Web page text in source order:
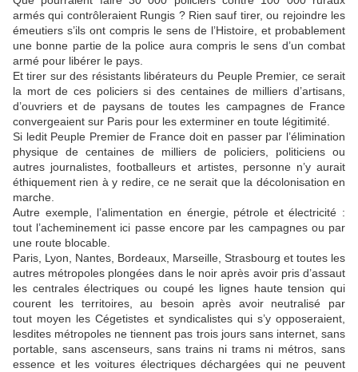
armés qui contrôleraient Rungis ? Rien sauf tirer, ou rejoindre les
émeutiers s’ils ont compris le sens de l’Histoire, et probablement
une bonne partie de la police aura compris le sens d’un combat
armé pour libérer le pays.
Et tirer sur des résistants libérateurs du Peuple Premier, ce serait
la mort de ces policiers si des centaines de milliers d’artisans,
d’ouvriers et de paysans de toutes les campagnes de France
convergeaient sur Paris pour les exterminer en toute légitimité.
Si ledit Peuple Premier de France doit en passer par l’élimination
physique de centaines de milliers de policiers, politiciens ou
autres journalistes, footballeurs et artistes, personne n’y aurait
éthiquement rien à y redire, ce ne serait que la décolonisation en
marche.
Autre exemple, l’alimentation en énergie, pétrole et électricité :
tout l’acheminement ici passe encore par les campagnes ou par
une route blocable.
Paris, Lyon, Nantes, Bordeaux, Marseille, Strasbourg et toutes les
autres métropoles plongées dans le noir après avoir pris d’assaut
les centrales électriques ou coupé les lignes haute tension qui
courent les territoires, au besoin après avoir neutralisé par
tout moyen les Cégetistes et syndicalistes qui s’y opposeraient,
lesdites métropoles ne tiennent pas trois jours sans internet, sans
portable, sans ascenseurs, sans trains ni trams ni métros, sans
essence et les voitures électriques déchargées qui ne peuvent